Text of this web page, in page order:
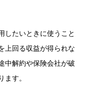
したいときに使うこと
上回る収益が得られな
中解約や保険会社が破
ます。